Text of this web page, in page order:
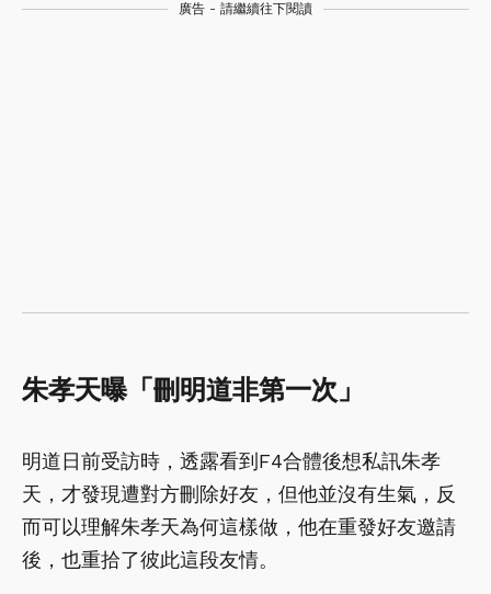
廣告 - 請繼續往下閱讀
朱孝天曝「刪明道非第一次」
明道日前受訪時，透露看到F4合體後想私訊朱孝
天，才發現遭對方刪除好友，但他並沒有生氣，反
而可以理解朱孝天為何這樣做，他在重發好友邀請
後，也重拾了彼此這段友情。